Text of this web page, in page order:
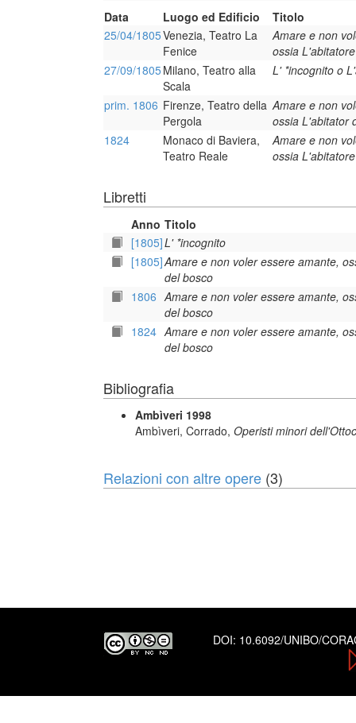
Data Luogo ed Edificio
Titolo
25/04/1805Venezia, Teatro La
Fenice
Amare e non
ossia
27/09/1805Milano, Teatro alla
Scala
L' *incognito o
prim. 1806 Firenze, Teatro della
Pergola
Amare e non
ossia L'abitator
1824
Monaco di Baviera,
Teatro Reale
Amare e non
ossia
Libretti
Anno Titolo
[1805]L' *incognito
[1805]Amare e non voler essere amante,
del bosco
1806 Amare e non voler essere amante,
del bosco
1824 Amare e non voler essere amante,
del bosco
Bibliografia
Ambìveri 1998
Ambìveri, Corrado, Operisti minori
Relazioni con altre opere (3)
DOI: 10.6092/UNIBO/